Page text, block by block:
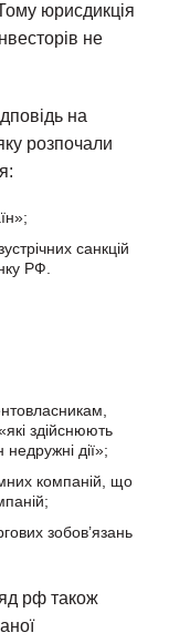
юрисдикція
не
на
розпочали
санкцій
РФ.
здійснюють
дії»;
компаній, що
зобов’язань
рф також